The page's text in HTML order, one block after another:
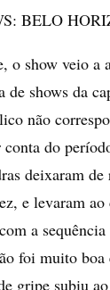
BELO
o show veio a
de shows da
não
do
deixaram
e levaram
a
foi muito
gripe subiu